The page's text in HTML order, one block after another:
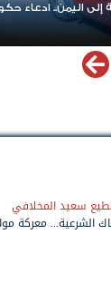
إلى اليمن.. ادعاء
سعيد المخلافي
الشرعية... معركة